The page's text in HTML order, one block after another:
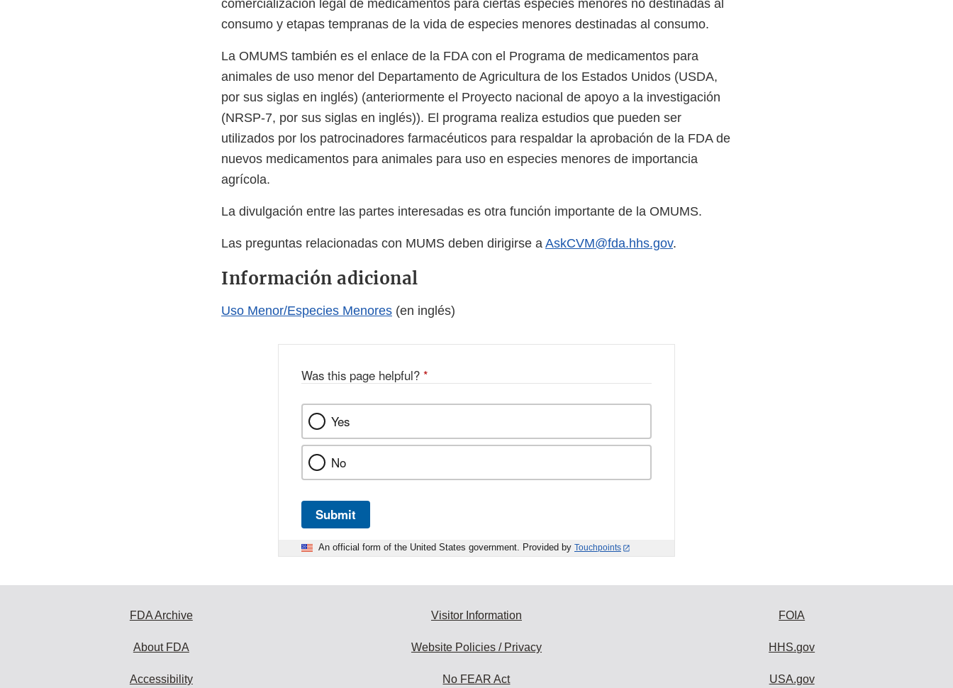
comercialización legal de medicamentos para ciertas especies menores no destinadas al
consumo y etapas tempranas de la vida de especies menores destinadas al consumo.
La OMUMS también es el enlace de la FDA con el Programa de medicamentos para
animales de uso menor del Departamento de Agricultura de los Estados Unidos (USDA,
por sus siglas en inglés) (anteriormente el Proyecto nacional de apoyo a la investigación
(NRSP-7, por sus siglas en inglés)). El programa realiza estudios que pueden ser
utilizados por los patrocinadores farmacéuticos para respaldar la aprobación de la FDA de
nuevos medicamentos para animales para uso en especies menores de importancia
agrícola.
La divulgación entre las partes interesadas es otra función importante de la OMUMS.
Las preguntas relacionadas con MUMS deben dirigirse a AskCVM@fda.hhs.gov.
Información adicional
Uso Menor/Especies Menores (en inglés)
Was this page helpful? *
Yes
No
Submit
An official form of the United States government. Provided by Touchpoints
FDA Archive
About FDA
Accessibility
Visitor Information
Website Policies / Privacy
No FEAR Act
FOIA
HHS.gov
USA.gov